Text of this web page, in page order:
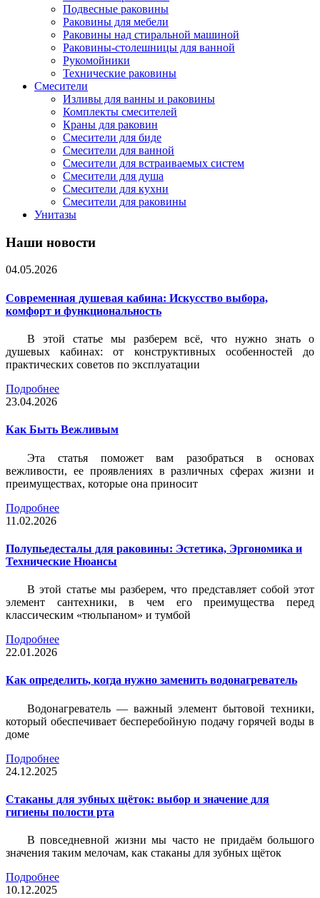
Подвесные раковины
Раковины для мебели
Раковины над стиральной машиной
Раковины-столешницы для ванной
Рукомойники
Технические раковины
Смесители
Изливы для ванны и раковины
Комплекты смесителей
Краны для раковин
Смесители для биде
Смесители для ванной
Смесители для встраиваемых систем
Смесители для душа
Смесители для кухни
Смесители для раковины
Унитазы
Наши новости
04.05.2026
Современная душевая кабина: Искусство выбора,
комфорт и функциональность
В этой статье мы разберем всё, что нужно знать о
душевых кабинах: от конструктивных особенностей до
практических советов по эксплуатации
Подробнее
23.04.2026
Как Быть Вежливым
Эта статья поможет вам разобраться в основах
вежливости, ее проявлениях в различных сферах жизни и
преимуществах, которые она приносит
Подробнее
11.02.2026
Полупьедесталы для раковины: Эстетика, Эргономика и
Технические Нюансы
В этой статье мы разберем, что представляет собой этот
элемент сантехники, в чем его преимущества перед
классическим «тюльпаном» и тумбой
Подробнее
22.01.2026
Как определить, когда нужно заменить водонагреватель
Водонагреватель — важный элемент бытовой техники,
который обеспечивает бесперебойную подачу горячей воды в
доме
Подробнее
24.12.2025
Стаканы для зубных щёток: выбор и значение для
гигиены полости рта
В повседневной жизни мы часто не придаём большого
значения таким мелочам, как стаканы для зубных щёток
Подробнее
10.12.2025